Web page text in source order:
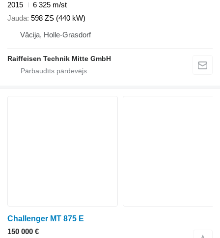
2015
6 325 m/st
Jauda 598 ZS (440 kW)
Vācija, Holle-Grasdorf
Raiffeisen Technik Mitte GmbH
Challenger MT 875 E
150 000 €